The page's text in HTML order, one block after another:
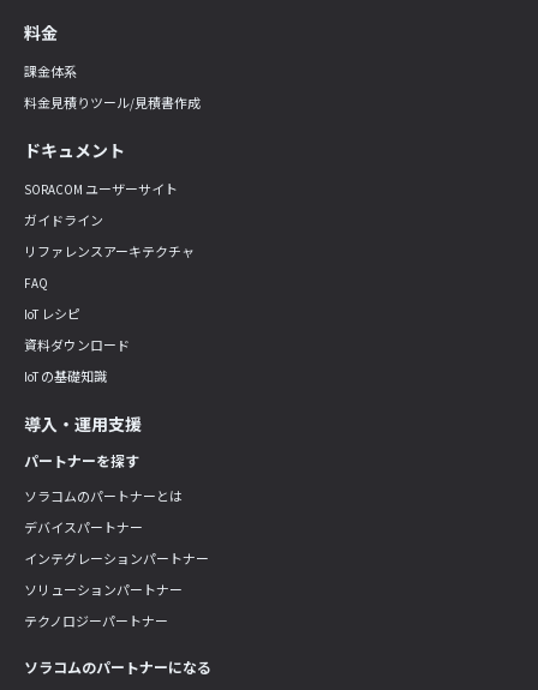
料金
課金体系
料金見積りツール/見積書作成
ドキュメント
SORACOM ユーザーサイト
ガイドライン
リファレンスアーキテクチャ
FAQ
IoT レシピ
資料ダウンロード
IoT の基礎知識
導入・運用支援
パートナーを探す
ソラコムのパートナーとは
デバイスパートナー
インテグレーションパートナー
ソリューションパートナー
テクノロジーパートナー
ソラコムのパートナーになる